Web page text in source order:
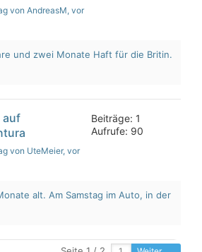
von AndreasM, vor
und zwei Monate Haft für die Britin.
auf
von UteMeier, vor
Beiträge: 1
Aufrufe: 90
alt. Am Samstag im Auto, in der